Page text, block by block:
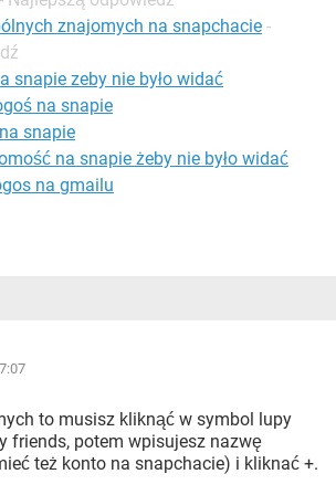
znajomych na snapchacie -
snapie zeby nie było widać
na snapie
snapie
na snapie żeby nie było widać
na gmailu
to musisz kliknąć w symbol lupy
friends, potem wpisujesz nazwę
też konto na snapchacie) i kliknać +.